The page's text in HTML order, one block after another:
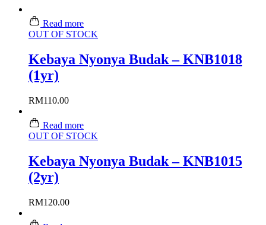
Read more
OUT OF STOCK
Kebaya Nyonya Budak – KNB1018
(1yr)
RM110.00
Read more
OUT OF STOCK
Kebaya Nyonya Budak – KNB1015
(2yr)
RM120.00